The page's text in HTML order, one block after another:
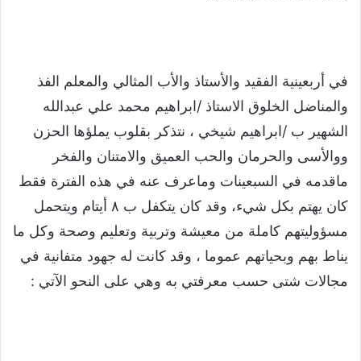
في أربعينية الفقيد والأستاذ والأب المثالي والمعلم الفذ
والمناضل الخلوق الاستاذ /ابراهيم محمد علي عبدالله
الشهير ب /ابراهيم شيخي ، نتذكر بقلوب يملؤها الحزن
ووالأسى والحرمان والحب العميق والامتنان والفخر
ماقدمه في السبعينات وماعرف عنه في هذه الفترة فقط
كان يهتم بكل شيء، وقد كان يتكفل ب ٨ أيتام ويتحمل
مسؤوليتهم كاملة من معيشة وتربية وتعليم وصحة وكل ما
يناط بهم وبحياتهم عموما ، وقد كانت له جهود متفانية في
مجالات شتى حسب معرفتي به وهي على النحو الآتي :